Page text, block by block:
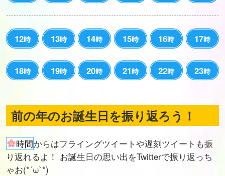
12時 13時 14時 15時 16時 17時
18時 19時 20時 21時 22時 23時
前の年のお誕生日を振り返ろう！
時間からはフライングツイートや遅刻ツイートも振
り返れるよ！ お誕生日の思い出をTwitterで振り返っち
ゃお(*´ω`*)